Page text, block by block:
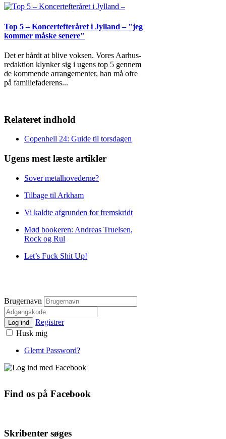
Top 5 – Koncertefteråret i Jylland – "jeg
kommer måske senere"
Det er hårdt at blive voksen. Vores Aarhus-
redaktion klynker sig i ugens top 5 gennem
de kommende arrangementer, han må ofre
på familiefaderens...
Relateret indhold
Copenhell 24: Guide til torsdagen
Ugens mest læste artikler
Sover metalhovederne?
Tilbage til Arkham
Vi kaldte afgrunden for fremskridt
Mød bookeren: Andreas Truelsen,
Rock og Rul
Let’s Fuck Shit Up!
Brugernavn
Log ind
Registrer
Husk mig
Glemt Password?
Find os på Facebook
Skribenter søges